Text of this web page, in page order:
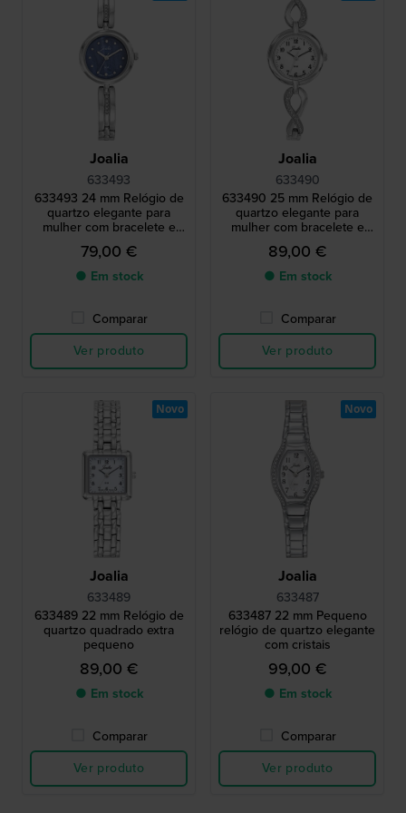
Joalia
633493
633493 24 mm Relógio de
quartzo elegante para
mulher com bracelete e
cristais
79,00 €
● Em stock
Comparar
Ver produto
Joalia
633490
633490 25 mm Relógio de
quartzo elegante para
mulher com bracelete e
cristais
89,00 €
● Em stock
Comparar
Ver produto
Joalia
633489
633489 22 mm Relógio de
quartzo quadrado extra
pequeno
89,00 €
● Em stock
Comparar
Ver produto
Novo
Joalia
633487
633487 22 mm Pequeno
relógio de quartzo elegante
com cristais
99,00 €
● Em stock
Comparar
Ver produto
Novo